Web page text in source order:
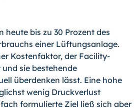
bis zu 30 Prozent des
einer Lüftungsanlage.
Kostenfaktor, der Facility-
sie bestehende
überdenken lässt. Eine hohe
wenig Druckverlust
formulierte Ziel ließ sich aber